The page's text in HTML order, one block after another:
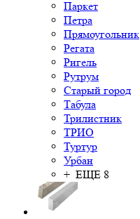
Паркет
Петра
Прямоугольник
Регата
Ригель
Рутрум
Старый город
Табула
Трилистник
ТРИО
Туртур
Урбан
+ ЕЩЕ 8